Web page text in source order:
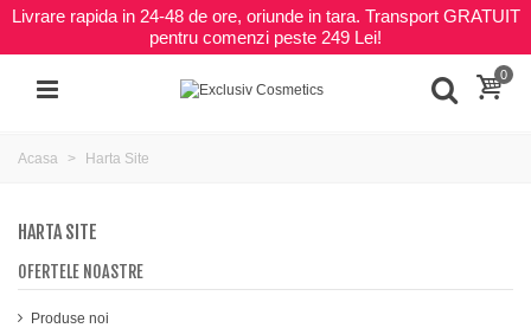
Livrare rapida in 24-48 de ore, oriunde in tara. Transport GRATUIT
pentru comenzi peste 249 Lei!
0
Acasa Harta Site
HARTA SITE
OFERTELE NOASTRE
Produse noi